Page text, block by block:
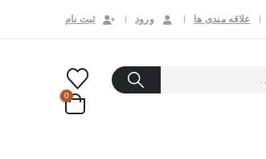
علاقه مندی ها ورود ثبت نام
0